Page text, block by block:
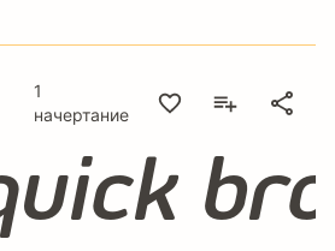
1
начертание